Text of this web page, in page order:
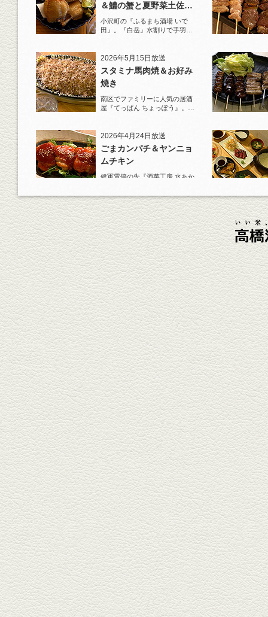
＆鱧の蟹と夏野菜土佐酢
ジュレがけ
小沢町の『ふるまち酒場 いで
田』。『白岳』水割りで手羽先
2026年5月15日放送
スタミナ馬肉焼＆お好み
焼き
南区でファミリーに人気の居酒
屋『てっぱん ちょっぽう』。王
2026年4月24日放送
ごまカンパチ＆ヤンニョ
ムチキン
健軍電停の先『酒菜工房 水あか
杯！まずは『ごまカンパチ』を
肴に。
2026年4月3日放送
元祖 鶏焼売＆牛テールの
土鍋めし
健軍電停そば『湯気立つ料理』
が名物の『yuge(ゆげ)』へ。
『白岳』を使った『旨み緑茶
割』で乾杯！
2026年3月13日放送
焼鳥おまかせ８本
健軍自衛隊通り『焼鳥 菖蒲谷』
で最高級の焼鳥を味わう。『銀
しろ...
2026年2月20日放送
1000円で飲めますｾｯﾄ＆
至福のﾊﾑｶﾂ など
東区の健軍電停のそば『居酒屋
食堂いしばしさん家』は、賑や
かでお...
2026年1月30日放送
焼き餃子＆海老チリ
栄通りの路地奥、隠れ家的な店
『富富飯店 新市街酒家』へ。２
階に...
2026年1月9日放送
酢だこ＆焼ぎょうざ
健軍で人吉の有名店のぎょうざ
を！『松龍軒健軍店』で、味わ
いの刻...
2025年12月19日放送